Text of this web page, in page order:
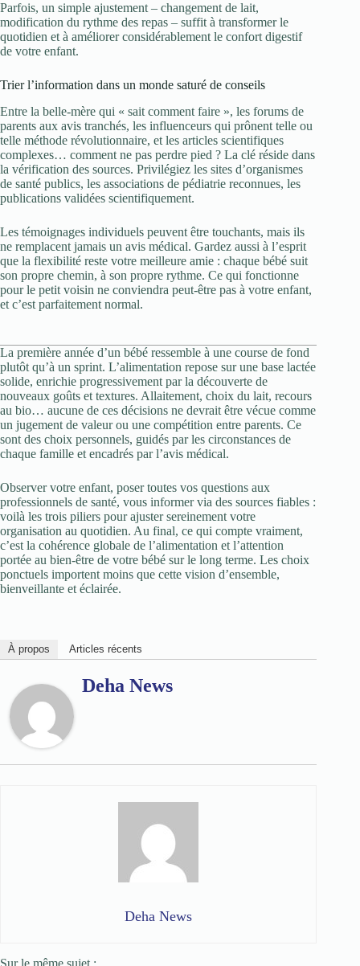
Parfois, un simple ajustement – changement de lait,
modification du rythme des repas – suffit à transformer le
quotidien et à améliorer considérablement le confort digestif
de votre enfant.
Trier l’information dans un monde saturé de conseils
Entre la belle-mère qui « sait comment faire », les forums de
parents aux avis tranchés, les influenceurs qui prônent telle ou
telle méthode révolutionnaire, et les articles scientifiques
complexes… comment ne pas perdre pied ? La clé réside dans
la vérification des sources. Privilégiez les sites d’organismes
de santé publics, les associations de pédiatrie reconnues, les
publications validées scientifiquement.
Les témoignages individuels peuvent être touchants, mais ils
ne remplacent jamais un avis médical. Gardez aussi à l’esprit
que la flexibilité reste votre meilleure amie : chaque bébé suit
son propre chemin, à son propre rythme. Ce qui fonctionne
pour le petit voisin ne conviendra peut-être pas à votre enfant,
et c’est parfaitement normal.
La première année d’un bébé ressemble à une course de fond
plutôt qu’à un sprint. L’alimentation repose sur une base lactée
solide, enrichie progressivement par la découverte de
nouveaux goûts et textures. Allaitement, choix du lait, recours
au bio… aucune de ces décisions ne devrait être vécue comme
un jugement de valeur ou une compétition entre parents. Ce
sont des choix personnels, guidés par les circonstances de
chaque famille et encadrés par l’avis médical.
Observer votre enfant, poser toutes vos questions aux
professionnels de santé, vous informer via des sources fiables :
voilà les trois piliers pour ajuster sereinement votre
organisation au quotidien. Au final, ce qui compte vraiment,
c’est la cohérence globale de l’alimentation et l’attention
portée au bien-être de votre bébé sur le long terme. Les choix
ponctuels importent moins que cette vision d’ensemble,
bienveillante et éclairée.
À propos Articles récents
Deha News
Deha News
Sur le même sujet :